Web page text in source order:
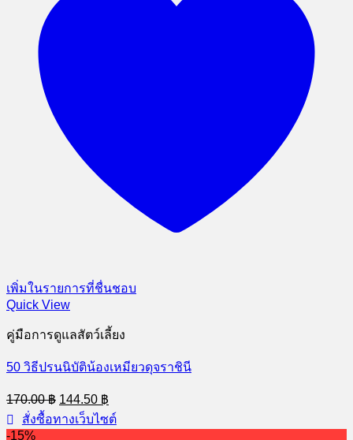
เพิ่มในรายการที่ชื่นชอบ
Quick View
คู่มือการดูแลสัตว์เลี้ยง
50 วิธีปรนนิบัติน้องเหมียวดุจราชินี
170.00฿ Original
price
was:
144.50 ฿
price
is:
สั่งซื้อทางเว็บไซต์
-15%